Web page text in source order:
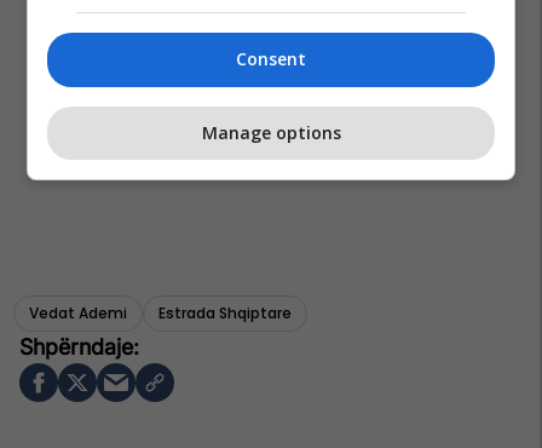
Vedat Ademi Estrada Shqiptare
Consent
Manage options